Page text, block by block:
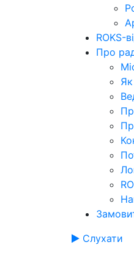
ROKS-
Про
Слухати